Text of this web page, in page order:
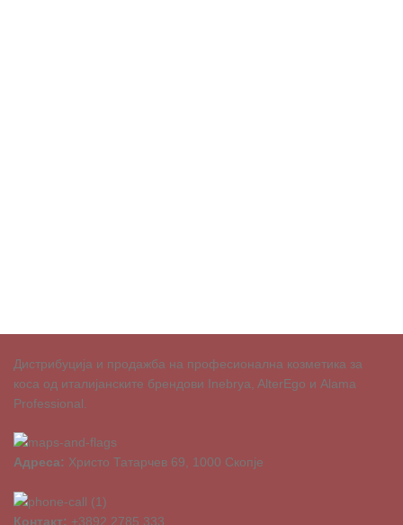
Дистрибуција и продажба на професионална козметика за
коса од италијанските брендови Inebrya, AlterEgo и Alama
Professional.
Адреса: Христо Татарчев 69, 1000 Скопје
Контакт: +3892 2785 333